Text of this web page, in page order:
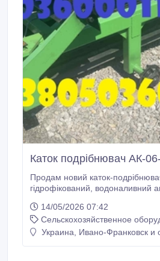
Каток подрібнювач АК-
Продам новий каток-
гідрофікований, водоналивний агрегат, виробництва
провести подрібнення рослинних
кукурудзи, соняшника та інших рослин. Частково
мульчує грунт, підходить випарювання надлишкової
14/05/2026 07:42
Сельскохозяйственное
Украина, Ивано-Франковск и